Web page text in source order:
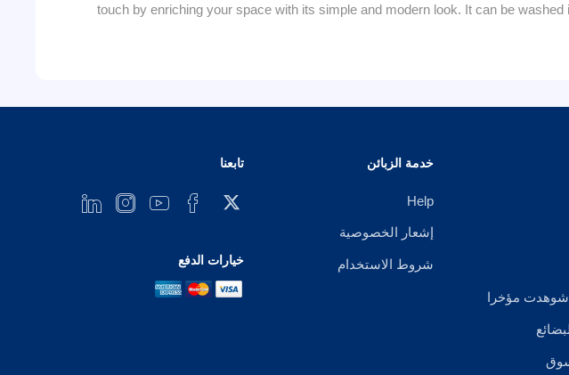
touch by enriching your space with its simple and modern look. It can be
شوهدت مؤخرا
خدمة الزبائن
Help
إشعار الخصوصية
شروط الاستخدام
تابعنا
خيارات الدفع